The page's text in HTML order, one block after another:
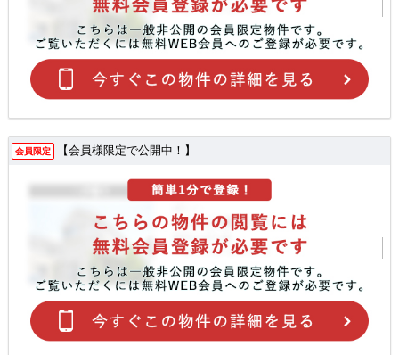
会員限定 【会員様限定で公開中！】